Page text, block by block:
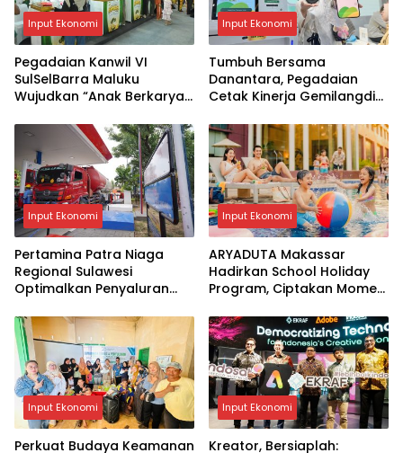
Input Ekonomi
Pegadaian Kanwil VI
SulSelBarra Maluku
Wujudkan “Anak Berkarya,
Pameran UMKM dan Bazar
Emas
Input Ekonomi
Tumbuh Bersama
Danantara, Pegadaian
Cetak Kinerja Gemilangdi
Input Ekonomi
Pertamina Patra Niaga
Regional Sulawesi
Optimalkan Penyaluran
Input Ekonomi
ARYADUTA Makassar
Hadirkan School Holiday
Program, Ciptakan Momen
Berkualitas untuk Keluarga
Input Ekonomi
Perkuat Budaya Keamanan
Input Ekonomi
Kreator, Bersiaplah: